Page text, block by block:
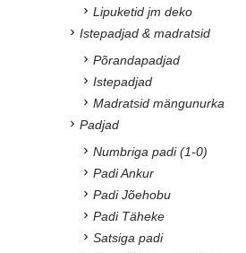
Lipuketid jm deko
Istepadjad & madratsid
Põrandapadjad
Istepadjad
Madratsid mängunurka
Padjad
Numbriga padi (1-0)
Padi Ankur
Padi Jõehobu
Padi Täheke
Satsiga padi